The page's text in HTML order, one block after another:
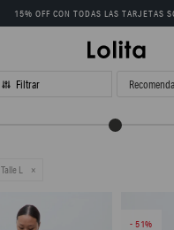
15% OFF CON TODAS LAS TARJETAS
Talle L
51